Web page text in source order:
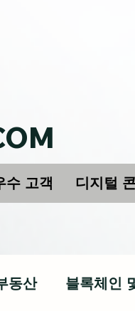
수 고객 디지털
동산 블록체인